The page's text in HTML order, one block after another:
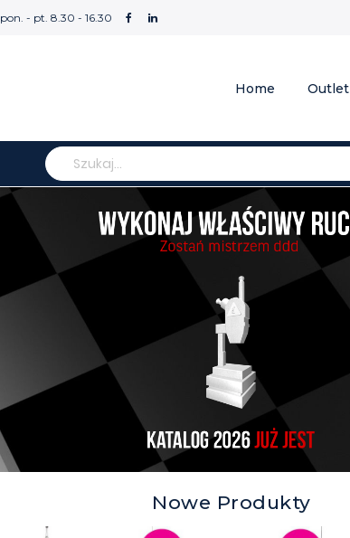
pon. - pt. 8.30 - 16.30
Home Outlet
Szukaj
Nowe Produkty